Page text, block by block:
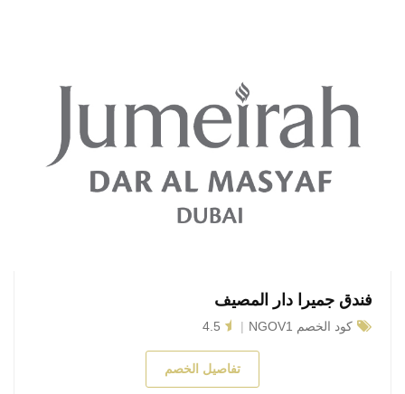
فندق جميرا دار المصيف
كود الخصم NGOV1 4.5
تفاصيل الخصم